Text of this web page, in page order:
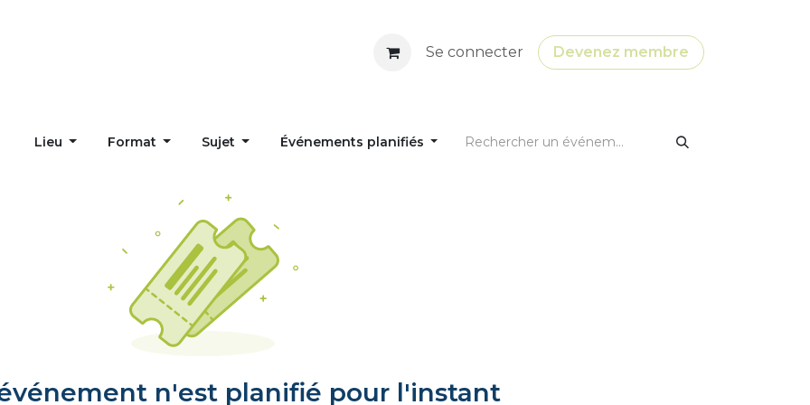
Se connecter Devenez membre
Lieu Format Sujet Événements planifiés
n'est planifié pour l'instant